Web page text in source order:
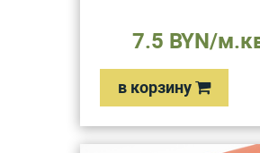
7.5 BYN/
в корзину